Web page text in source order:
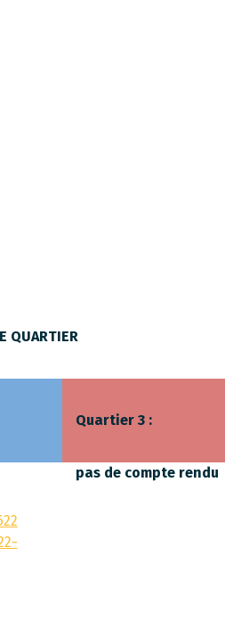
QUARTIER
Quartier 3 :
pas de compte rendu